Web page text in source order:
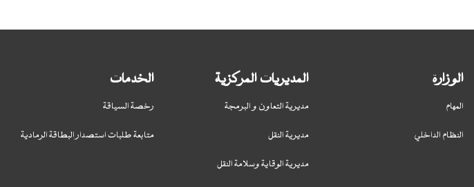
الخدمات
رخصة السياقة
متابعة طلبات استصدار البطاقة الرمادية
المديريات المركزية
مديرية التعاون و البرمجة
مديرية النقل
مديرية الوقاية وسلامة النقل
الوزارة
المهام
النظام الداخلي